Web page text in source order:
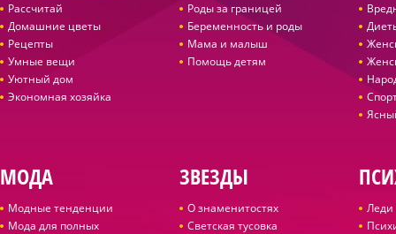
Рассчитай
Домашние цветы
Рецепты
Умные вещи
Уютный дом
Экономная хозяйка
Роды за границей
Беременность и роды
Мама и малыш
Помощь детям
МОДА
Модные тенденции
Мода для полных
ЗВЕЗДЫ
О знаменитостях
Светская тусовка
Леди